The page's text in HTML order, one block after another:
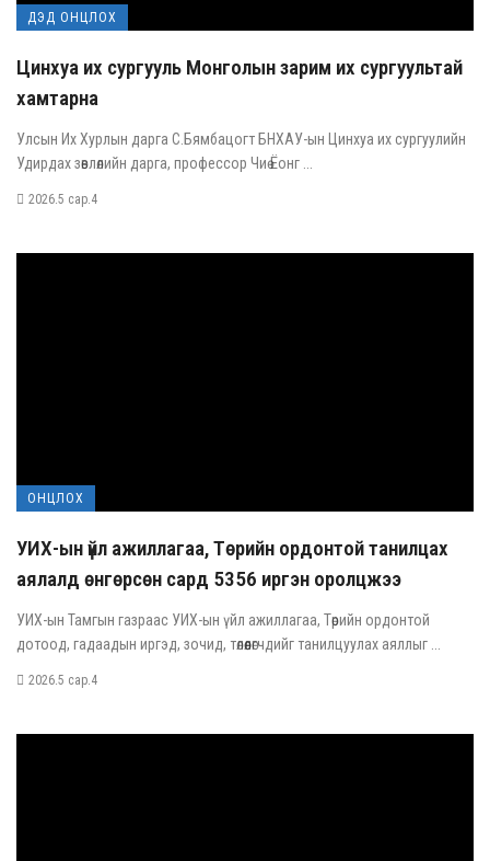
ДЭД ОНЦЛОХ
Цинхуа их сургууль Монголын зарим их сургуультай
хамтарна
Улсын Их Хурлын дарга С.Бямбацогт БНХАУ-ын Цинхуа их сургуулийн
Удирдах зөвлөлийн дарга, профессор Чиө Ёонг ...
2026.5 сар.4
ОНЦЛОХ
УИХ-ын үйл ажиллагаа, Төрийн ордонтой танилцах
аялалд өнгөрсөн сард 5356 иргэн оролцжээ
УИХ-ын Тамгын газраас УИХ-ын үйл ажиллагаа, Төрийн ордонтой
дотоод, гадаадын иргэд, зочид, төлөөлөгчдийг танилцуулах аяллыг ...
2026.5 сар.4